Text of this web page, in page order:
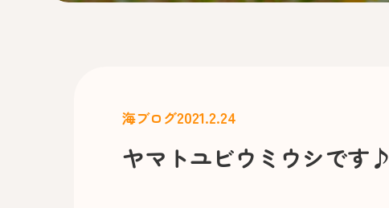
海ブログ2021.2.24
ヤマトユビウミウシです♪